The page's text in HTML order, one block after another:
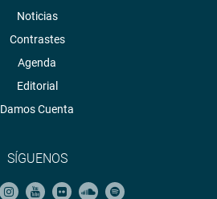
Noticias
Contrastes
Agenda
Editorial
Damos Cuenta
SÍGUENOS